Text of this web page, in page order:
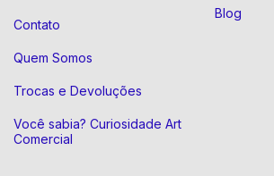
Contato
Quem Somos
Trocas e Devoluções
Você sabia? Curiosidade Art
Comercial
Blog